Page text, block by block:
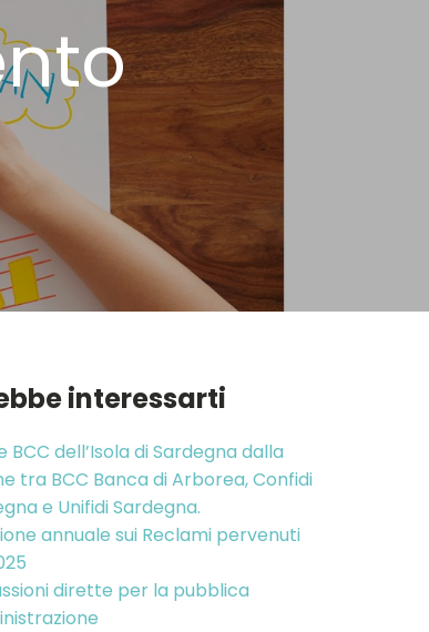
interessarti
BCC dell’Isola di Sardegna dalla
tra BCC Banca di Arborea, Confidi
e Unifidi Sardegna.
annuale sui Reclami pervenuti
dirette per la pubblica